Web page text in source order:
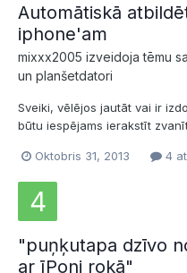
Automātiskā
iphone'am
mixxx2005 izveidoja tēmu
un planšetdatori
Sveiki, vēlējos jautāt vai ir
būtu iespējams ierakstīt
Oktobris 31, 2013
4
"puņķutapa dzīvo
ar īPoni rokā"